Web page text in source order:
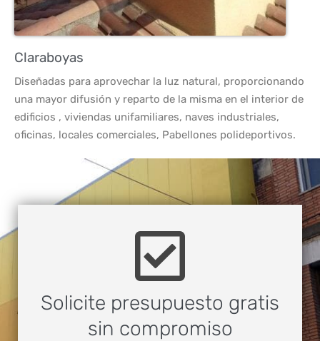
Claraboyas
Diseñadas para aprovechar la luz natural, proporcionando
una mayor difusión y reparto de la misma en el interior de
edificios , viviendas unifamiliares, naves industriales,
oficinas, locales comerciales, Pabellones polideportivos.
Solicite presupuesto gratis
sin compromiso